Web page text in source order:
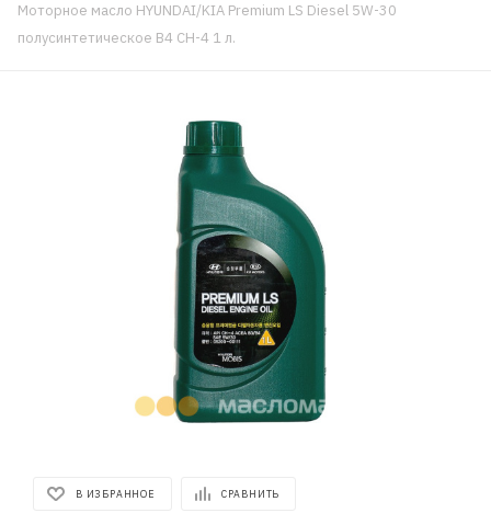
Моторное масло HYUNDAI/KIA Premium LS Diesel 5W-30
полусинтетическое B4 CH-4 1 л.
В ИЗБРАННОЕ СРАВНИТЬ